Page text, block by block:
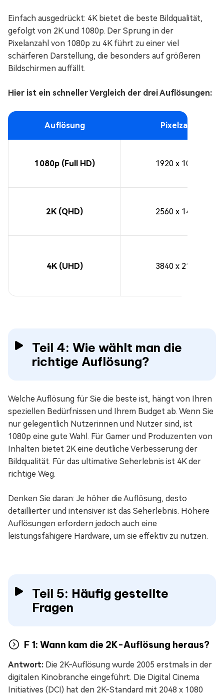
Einfach ausgedrückt: 4K bietet die beste Bildqualität,
gefolgt von 2K und 1080p. Der Sprung in der
Pixelanzahl von 1080p zu 4K führt zu einer viel
schärferen Darstellung, die besonders auf größeren
Bildschirmen auffällt.
Hier ist ein schneller Vergleich der drei Auflösungen:
Auflösung Pixelzahl
1080p (Full HD) 1920 x 1080
2K (QHD) 2560 x 1440
4K (UHD) 3840 x 2160
Teil 4: Wie wählt man die
richtige Auflösung?
Welche Auflösung für Sie die beste ist, hängt von Ihren
speziellen Bedürfnissen und Ihrem Budget ab. Wenn Sie
nur gelegentlich Nutzerinnen und Nutzer sind, ist
1080p eine gute Wahl. Für Gamer und Produzenten von
Inhalten bietet 2K eine deutliche Verbesserung der
Bildqualität. Für das ultimative Seherlebnis ist 4K der
richtige Weg.
Denken Sie daran: Je höher die Auflösung, desto
detaillierter und intensiver ist das Seherlebnis. Höhere
Auflösungen erfordern jedoch auch eine
leistungsfähigere Hardware, um sie effektiv zu nutzen.
Teil 5: Häufig gestellte
Fragen
F 1: Wann kam die 2K-Auflösung heraus?
Antwort: Die 2K-Auflösung wurde 2005 erstmals in der
digitalen Kinobranche eingeführt. Die Digital Cinema
Initiatives (DCI) hat den 2K-Standard mit 2048 x 1080